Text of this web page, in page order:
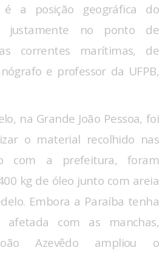
é a posição geográfica do
justamente no ponto de
correntes marítimas, de
e professor da UFPB,
na Grande João Pessoa, foi
o material recolhido nas
com a prefeitura, foram
kg de óleo junto com areia
Embora a Paraíba tenha
com as manchas,
Azevêdo ampliou o